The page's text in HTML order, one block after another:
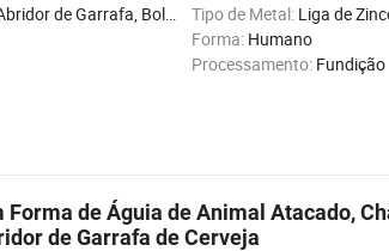
Lanterna, Feriado, Relógio de Pulso, Relógio, Bússola, Gifts Tipo de Metal: Liga de
Forma: Humano
Processamento: Fundição
de Águia de Animal Atacado,
de Garrafa de Cerveja